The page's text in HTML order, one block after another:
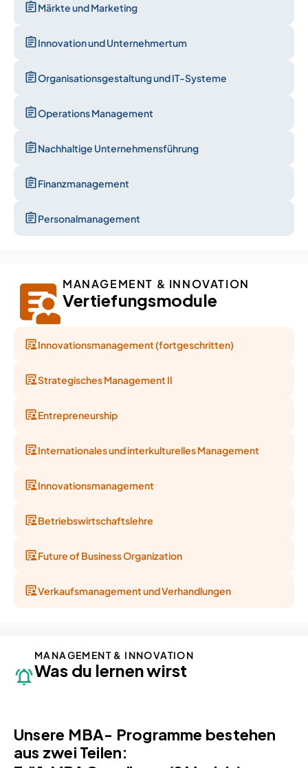
Märkte und Marketing
Innovation und Unternehmertum
Organisationsgestaltung und IT-Systeme
Operations Management
Nachhaltige Unternehmensführung
Finanzmanagement
Personalmanagement
MANAGEMENT & INNOVATION
Vertiefungsmodule
Innovationsmanagement (fortgeschritten)
Strategisches Management II
Entrepreneurship
Internationales und interkulturelles Management
Innovationsmanagement
Betriebswirtschaftslehre
Future of Business Organization
Verkaufsmanagement und Verhandlungen
MANAGEMENT & INNOVATION
Was du lernen wirst
Unsere MBA- Programme bestehen
aus zwei Teilen: